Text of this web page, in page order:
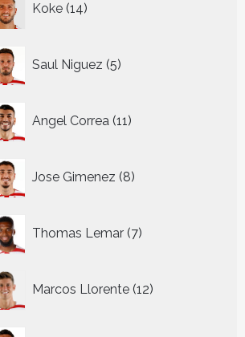
Koke 14
producten
Saul Niguez 5
producten
Angel Correa 11
producten
Jose Gimenez 8
producten
Thomas Lemar 7
producten
Marcos Llorente 12
producten